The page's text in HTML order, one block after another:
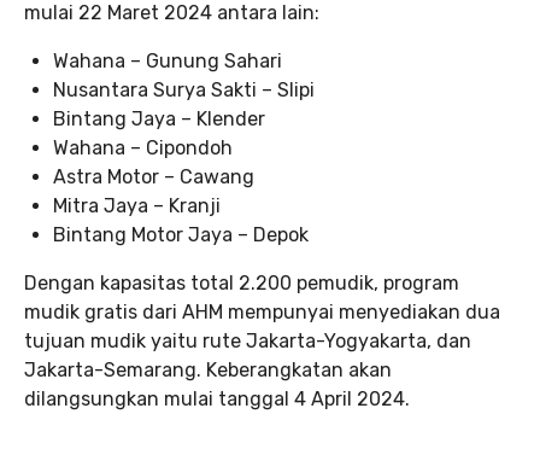
mulai 22 Maret 2024 antara lain:
Wahana – Gunung Sahari
Nusantara Surya Sakti – Slipi
Bintang Jaya – Klender
Wahana – Cipondoh
Astra Motor – Cawang
Mitra Jaya – Kranji
Bintang Motor Jaya – Depok
Dengan kapasitas total 2.200 pemudik, program
mudik gratis dari AHM mempunyai menyediakan dua
tujuan mudik yaitu rute Jakarta-Yogyakarta, dan
Jakarta-Semarang. Keberangkatan akan
dilangsungkan mulai tanggal 4 April 2024.